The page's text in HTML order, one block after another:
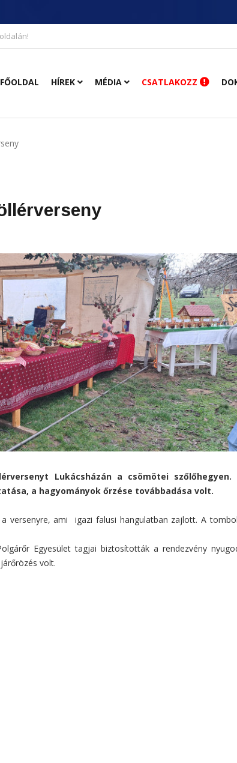
FŐOLDAL HÍREK MÉDIA CSATLAKOZZ
Lukácsházán a csömötei szőlőhegyen.
a hagyományok őrzése továbbadása volt.
versenyre, ami igazi falusi hangulatban zajlott. A
Egyesület tagjai biztosították a rendezvény
volt.